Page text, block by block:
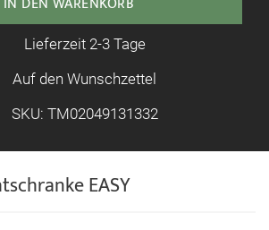
EASY
Lieferzeit 2-3 Tage
Auf den Wunschzettel
SKU: TM02049131332